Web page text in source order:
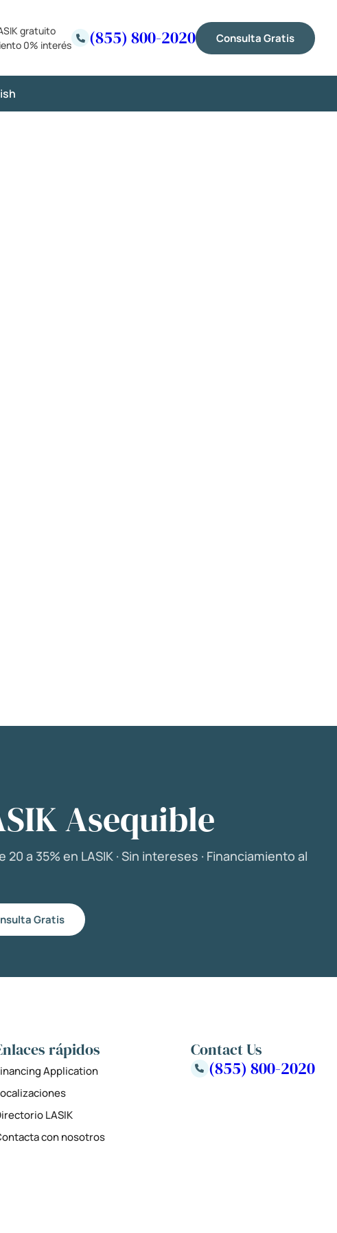
gratuito
0% interés
(855) 800-2020 Consulta Gratis
Asequible
20 a 35% en LASIK · Sin intereses · Financiamiento al
Gratis
rápidos
Application
LASIK
con nosotros
Contact Us
(855) 800-2020